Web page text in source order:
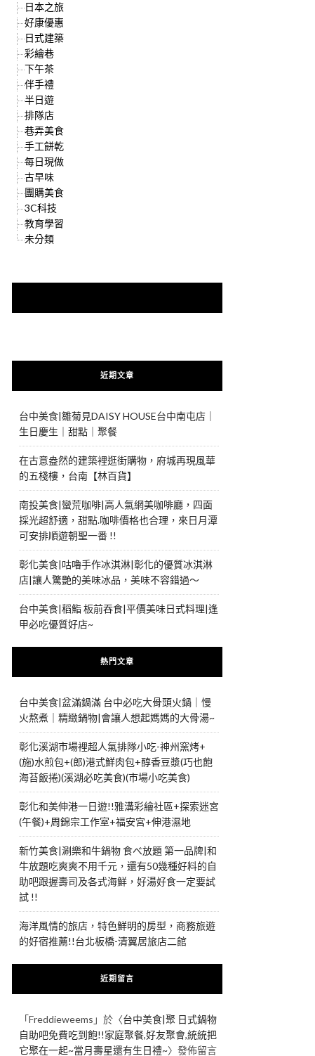
日本之旅
好康優惠
日式建築
彩繪巷
下午茶
伴手禮
半日遊
排隊店
巷弄美食
手工餅乾
每日現做
古早味
團購美食
3C科技
教育學習
未分類
近期文章
台中美食|雛菊見DAISY HOUSE台中南屯店｜
生日慶生｜甜點｜聚餐
在古意盎然的建築裡逛街購物，府城再現風華
的五棧樓，台南【林百貨】
南投美食|蠻荒咖啡|高人氣網美咖啡廳，四面
採光超舒適，甜點.咖啡價格也合理，來日月潭
可安排順遊朝聖一番 !!
彰化美食|咕嚕手作冰淇淋|彰化的優質冰淇淋
店|讓人驚艷的美味冰品，美味不容錯過～
台中美食|稻鮨 板前吞食|平價美味日式料理|逢
甲必吃優質好店~
熱門文章
台中美食|盆滿鍋滿 台中必吃大骨頭火鍋｜慢
火熬煮｜精緻鍋物|會讓人想起媽媽的大骨湯~
彰化溪湖市場裡超人氣排隊小吃-神州窯烤+
(施)水煎包+(郎)港式鮮肉包+醇香豆漿(巧也飽
海苔飯捲)(溪湖必吃美食)(市場小吃美食)
彰化和美伸港一日遊!!雅溝彩繪社區+探索迷宮
(午餐)+周錦宗工作室+福安宮+伸港濕地
新竹美食|涮樂和牛鍋物 食べ放題 第一品牌|和
牛放題吃爽爽不用千元，還有50幾種好料的自
助吧跟握壽司及各式海鮮，好湯好食一定要試
試 !!
海洋風情的旅店，特色鮮明的房型，商務旅遊
的好宿推薦!!台北板橋-清翼居旅店二館
近期留言
「Freddieweems 」於〈台中美食|聚 日式鍋物
自助吧免費吃到飽!!家庭聚餐,好友聚會,統統把
它聚在一起~當月壽星還有生日禮~〉發佈留言